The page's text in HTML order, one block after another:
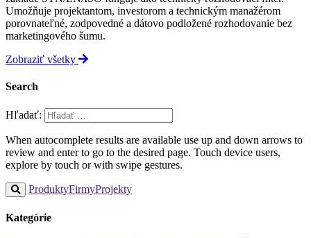
Umožňuje projektantom, investorom a technickým manažérom
porovnateľné, zodpovedné a dátovo podložené rozhodovanie bez
marketingového šumu.
Zobraziť všetky
Search
Hľadať:
When autocomplete results are available use up and down arrows to
review and enter to go to the desired page. Touch device users,
explore by touch or with swipe gestures.
ProduktyFirmyProjekty
Kategórie